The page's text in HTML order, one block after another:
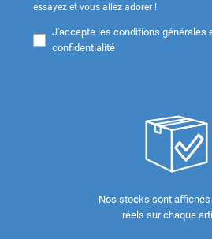
essayez et vous allez adorer !
J'accepte les conditions générales
confidentialité
Nos stocks sont affichés
réels sur chaque